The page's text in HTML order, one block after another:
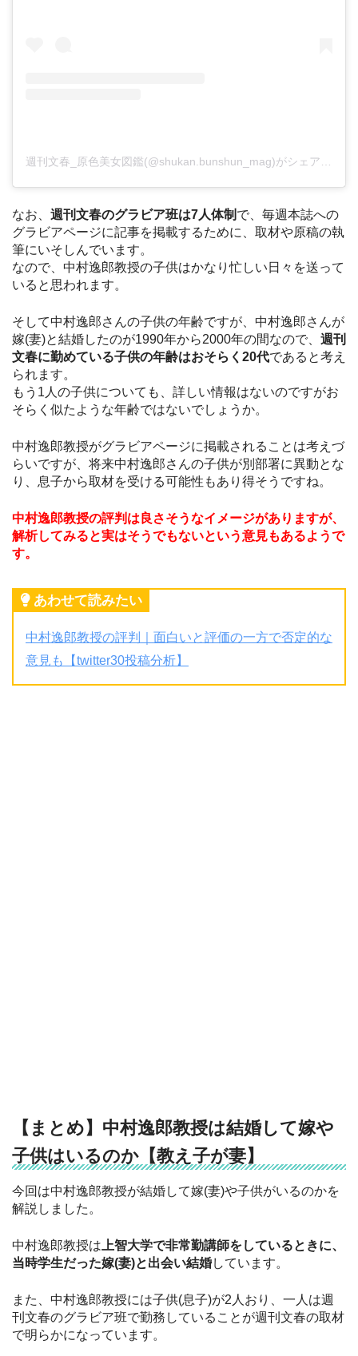
なお、 週刊文春のグラビア班は7人体制 で、毎週本誌への
グラビアページに記事を掲載するために、取材や原稿の執
筆にいそしんでいます。
なので、中村逸郎教授の子供はかなり忙しい日々を送って
いると思われます。
そして中村逸郎さんの子供の年齢ですが、中村逸郎さんが
嫁(妻)と結婚したのが1990年から2000年の間なので、 週刊
文春に勤めている子供の年齢はおそらく20代であると考え
られます。
もう1人の子供についても、詳しい情報はないのですがお
そらく似たような年齢ではないでしょうか。
中村逸郎教授がグラビアページに掲載されることは考えづ
らいですが、将来中村逸郎さんの子供が別部署に異動とな
り、息子から取材を受ける可能性もあり得そうですね。
中村逸郎教授の評判は良さそうなイメージがありますが、
解析してみると実はそうでもないという意見もあるようで
す。
あわせて読みたい
中村逸郎教授の評判｜面白いと評価の一方で否定的な
意見も【twitter30投稿分析】
【まとめ】中村逸郎教授は結婚して嫁や
子供はいるのか【教え子が妻】
今回は中村逸郎教授が結婚して嫁(妻)や子供がいるのかを
解説しました。
中村逸郎教授は 上智大学で非常勤講師をしているときに、
当時学生だった嫁(妻)と出会い結婚しています。
また、中村逸郎教授には子供(息子)が2人おり、一人は週
刊文春のグラビア班で勤務していることが週刊文春の取材
で明らかになっています。